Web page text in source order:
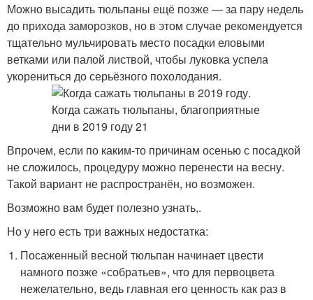
Можно высадить тюльпаны ещё позже — за пару недель
до прихода заморозков, но в этом случае рекомендуется
тщательно мульчировать место посадки еловыми
ветками или палой листвой, чтобы луковка успела
укорениться до серьёзного похолодания.
Впрочем, если по каким-то причинам осенью с посадкой
не сложилось, процедуру можно перенести на весну.
Такой вариант не распространён, но возможен.
Возможно вам будет полезно узнать,.
Но у него есть три важных недостатка:
Посаженный весной тюльпан начинает цвести
намного позже «собратьев», что для первоцвета
нежелательно, ведь главная его ценность как раз в